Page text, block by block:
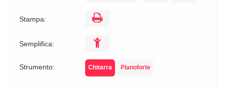
Stampa:
Semplifica:
Strumento: Chitarra Pianoforte